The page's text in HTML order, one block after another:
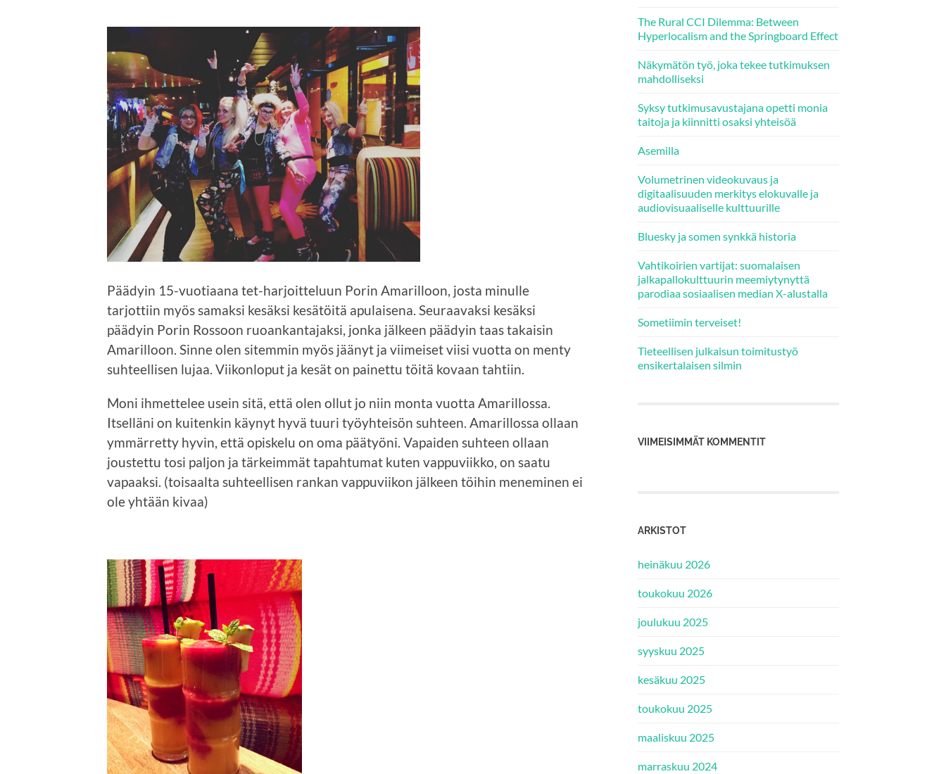
Päädyin 15-vuotiaana tet-harjoitteluun Porin Amarilloon, josta minulle
tarjottiin myös samaksi kesäksi kesätöitä apulaisena. Seuraavaksi kesäksi
päädyin Porin Rossoon ruoankantajaksi, jonka jälkeen päädyin taas takaisin
Amarilloon. Sinne olen sitemmin myös jäänyt ja viimeiset viisi vuotta on menty
suhteellisen lujaa. Viikonloput ja kesät on painettu töitä kovaan tahtiin.
Moni ihmettelee usein sitä, että olen ollut jo niin monta vuotta Amarillossa.
Itselläni on kuitenkin käynyt hyvä tuuri työyhteisön suhteen. Amarillossa ollaan
ymmärretty hyvin, että opiskelu on oma päätyöni. Vapaiden suhteen ollaan
joustettu tosi paljon ja tärkeimmät tapahtumat kuten vappuviikko, on saatu
vapaaksi. (toisaalta suhteellisen rankan vappuviikon jälkeen töihin meneminen ei
ole yhtään kivaa)
The Rural CCI Dilemma: Between
Hyperlocalism and the Springboard Effect
Näkymätön työ, joka tekee tutkimuksen
mahdolliseksi
Syksy tutkimusavustajana opetti monia
taitoja ja kiinnitti osaksi yhteisöä
Asemilla
Volumetrinen videokuvaus ja
digitaalisuuden merkitys elokuvalle ja
audiovisuaaliselle kulttuurille
Bluesky ja somen synkkä historia
Vahtikoirien vartijat: suomalaisen
jalkapallokulttuurin meemiytynyttä
parodiaa sosiaalisen median X-alustalla
Sometiimin terveiset!
Tieteellisen julkaisun toimitustyö
ensikertalaisen silmin
VIIMEISIMMÄT KOMMENTIT
ARKISTOT
heinäkuu 2026
toukokuu 2026
joulukuu 2025
syyskuu 2025
kesäkuu 2025
toukokuu 2025
maaliskuu 2025
marraskuu 2024